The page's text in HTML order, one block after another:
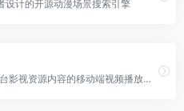
设计的开源动漫场景搜索引擎
APP影院是汇聚了全网各平台影视资源内容的移动端视频播放软件。